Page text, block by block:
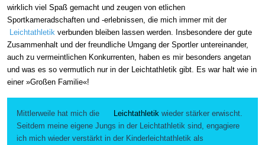
wirklich viel Spaß gemacht und zeugen von etlichen
Sportkameradschaften und -erlebnissen, die mich immer mit der
Leichtathletik verbunden bleiben lassen werden. Insbesondere der gute
Zusammenhalt und der freundliche Umgang der Sportler untereinander,
auch zu vermeintlichen Konkurrenten, haben es mir besonders angetan
und was es so vermutlich nur in der Leichtathletik gibt. Es war halt wie in
einer »Großen Familie«!
Mittlerweile hat mich die Leichtathletik wieder stärker erwischt.
Seitdem meine eigene Jungs in der Leichtathletik sind, engagiere
ich mich wieder verstärkt in der Kinderleichtathletik als